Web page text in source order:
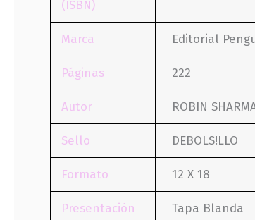
(ISBN)
Marca Editorial
Páginas 222
Autor ROBIN
Sello DEBOLS!LLO
Formato 12 X 18
Presentación Tapa Blanda